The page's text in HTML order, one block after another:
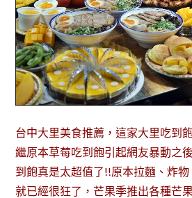
台中大里美食推薦，這家大里吃到
繼原本草莓吃到飽引起網友暴動之
到飽真是太超值了!!原本拉麵、炸
就已經很狂了，芒果季推出各種芒